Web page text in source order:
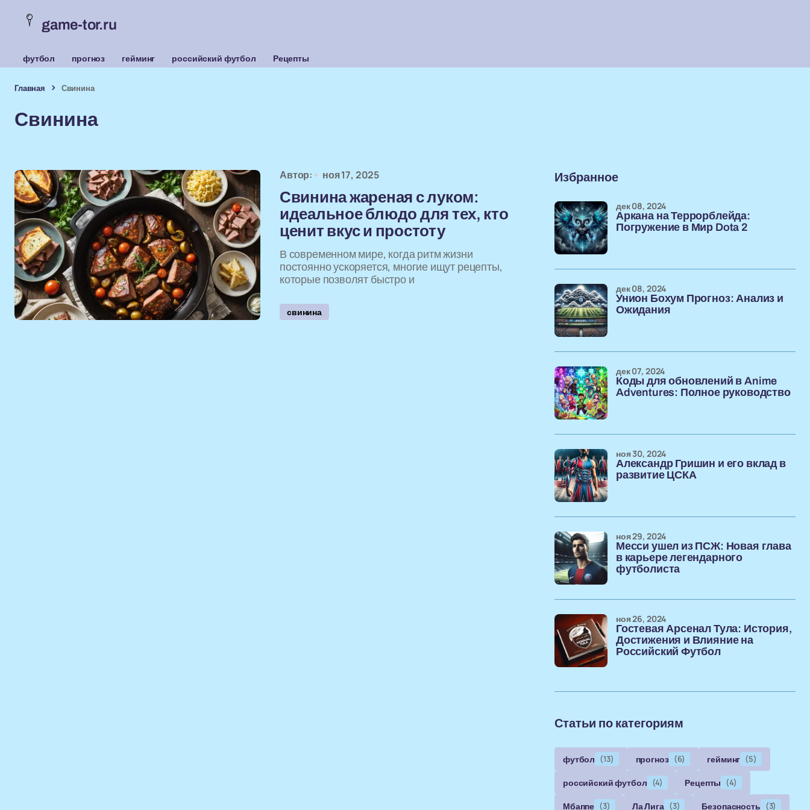
game-tor.ru
футбол прогноз гейминг российский футбол Рецепты
Главная Свинина
Свинина
Автор: ноя 17, 2025
Свинина жареная с луком:
идеальное блюдо для тех, кто
ценит вкус и простоту
В современном мире, когда ритм жизни
постоянно ускоряется, многие ищут рецепты,
которые позволят быстро и
свинина
Избранное
Аркана на Террорблейда:
Погружение в Мир Dota 2
дек 08, 2024
Унион Бохум Прогноз: Анализ и
Ожидания
дек 08, 2024
Коды для обновлений в Anime
Adventures: Полное руководство
дек 07, 2024
Александр Гришин и его вклад в
развитие ЦСКА
ноя 30, 2024
Месси ушел из ПСЖ: Новая глава
в карьере легендарного
футболиста
ноя 29, 2024
Гостевая Арсенал Тула: История,
Достижения и Влияние на
Российский Футбол
ноя 26, 2024
Статьи по категориям
футбол (13) прогноз (6) гейминг (5)
российский футбол (4) Рецепты (4)
Мбаппе (3) Ла Лига (3) Безопасность (3)